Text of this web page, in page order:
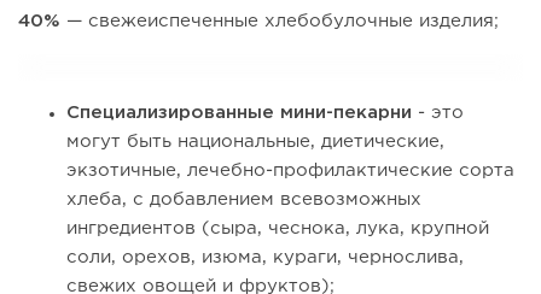
40% — свежеиспеченные хлебобулочные изделия;
Специализированные мини-пекарни - это
могут быть национальные, диетические,
экзотичные, лечебно-профилактические сорта
хлеба, с добавлением всевозможных
ингредиентов (сыра, чеснока, лука, крупной
соли, орехов, изюма, кураги, чернослива,
свежих овощей и фруктов);